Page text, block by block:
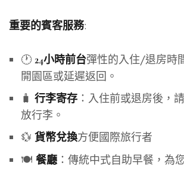
重要的賓客服務:
🕐24小時前台彈性的入住/退房時
開園區或延遲返回。
🧳 行李寄存：入住前或退房後，
放行李。
💱 貨幣兌換方便國際旅行者
🍽️ 餐廳：傳統中式自助早餐，為